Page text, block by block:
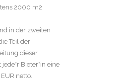
2000 m2
in der zweiten
Teil der
dieser
Bieter*in eine
netto.